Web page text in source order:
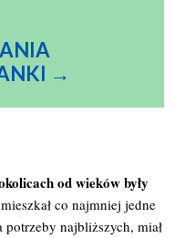
KI →
od wieków były
co najmniej jedne
najbliższych, miał